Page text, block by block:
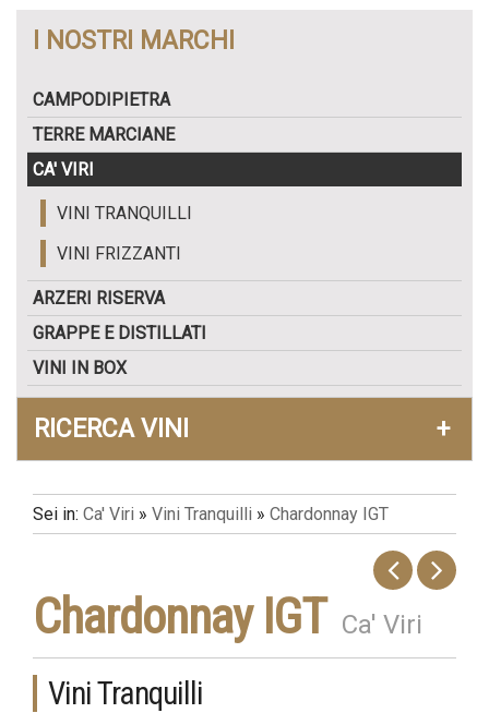
I NOSTRI MARCHI
CAMPODIPIETRA
TERRE MARCIANE
CA' VIRI
VINI TRANQUILLI
VINI FRIZZANTI
ARZERI RISERVA
GRAPPE E DISTILLATI
VINI IN BOX
RICERCA VINI +
Sei in: Ca' Viri » Vini Tranquilli » Chardonnay IGT
Chardonnay IGT Ca' Viri
Vini Tranquilli